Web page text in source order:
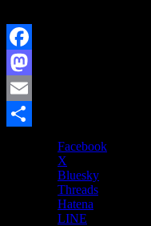
Facebook
Mastodon
Email
Facebook
X
Bluesky
Threads
Hatena
LINE